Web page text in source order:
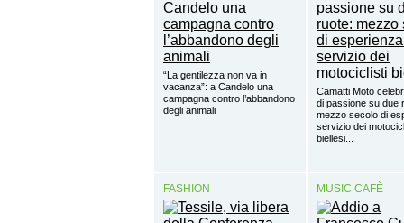
“La gentilezza non va in
vacanza”: a Candelo una
campagna contro l’abbandono
degli animali
Camatti Moto
di passione su due
mezzo secolo di
servizio dei
biellesi...
FASHION MUSIC CAFÈ